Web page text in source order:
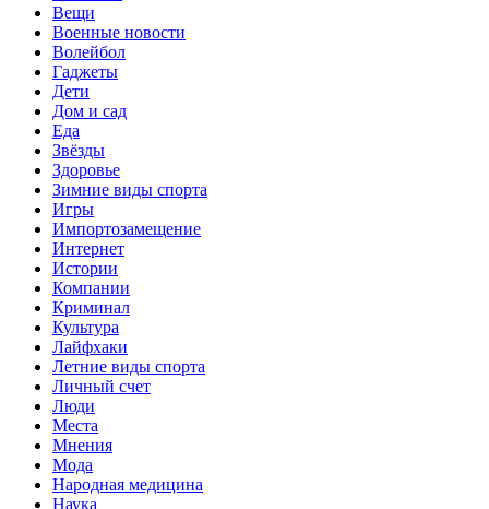
Вещи
Военные новости
Волейбол
Гаджеты
Дети
Дом и сад
Еда
Звёзды
Здоровье
Зимние виды спорта
Игры
Импортозамещение
Интернет
Истории
Компании
Криминал
Культура
Лайфхаки
Летние виды спорта
Личный счет
Люди
Места
Мнения
Мода
Народная медицина
Наука